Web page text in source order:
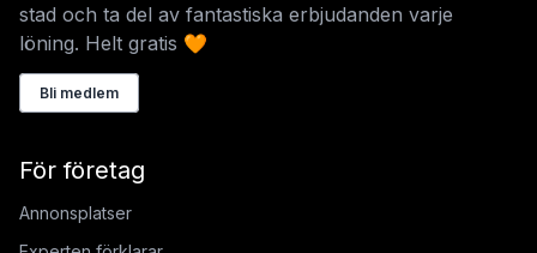
stad och ta del av fantastiska erbjudanden varje
löning. Helt gratis 🧡
Bli medlem
För företag
Annonsplatser